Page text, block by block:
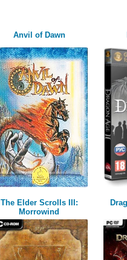
Anvil of Dawn
The Elder Scrolls III:
Morrowind